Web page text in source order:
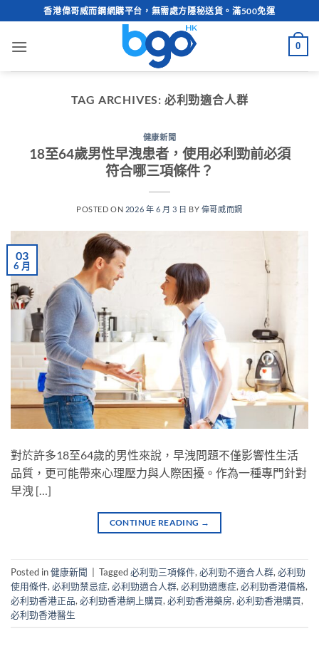
to
content
香港偉哥威而鋼網購平台，無需處方隱秘送貨。滿500免運
0
TAG ARCHIVES: 必利勁適合人群
健康新聞
18至64歲男性早洩患者，使用必利勁前必須
符合哪三項條件？
POSTED ON 2026 年 6 月 3 日 BY 偉哥威而鋼
03
6 月
對於許多18至64歲的男性來說，早洩問題不僅影響性生活
品質，更可能帶來心理壓力與人際困擾。作為一種專門針對
早洩 […]
CONTINUE READING →
Posted in健康新聞 Tagged必利勁三項條件, 必利勁不適合人群, 必利勁
使用條件, 必利勁禁忌症, 必利勁適合人群, 必利勁適應症, 必利勁香港價格,
必利勁香港正品, 必利勁香港網上購買, 必利勁香港藥房, 必利勁香港購買,
必利勁香港醫生